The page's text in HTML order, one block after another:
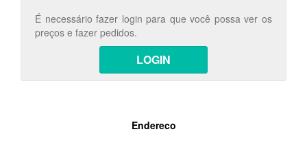
É necessário fazer login para que você possa ver os
preços e fazer pedidos.
LOGIN
Endereco